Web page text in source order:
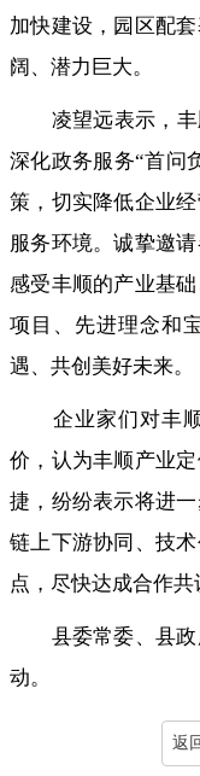
加快建设 ， 园区配
阔、潜力巨大。
凌望远表示 ，
深化政务服务“首问
策，切实降低企业
服务环境。诚挚邀
感受丰顺的产业基
项目、先进理念和
遇、共创美好未来。
企业家们对丰
价 ， 认为丰顺产业
捷，纷纷表示将进
链上下游协同、技
点，尽快达成合作共
县委常委、县
动。
返